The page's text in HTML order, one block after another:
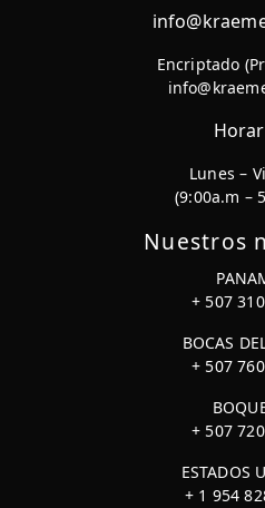
Encriptado
Lunes –
(9:00a.m –
Nuestros
+ 507
BOCAS
+ 507
+ 507
ESTADOS
+ 1 954